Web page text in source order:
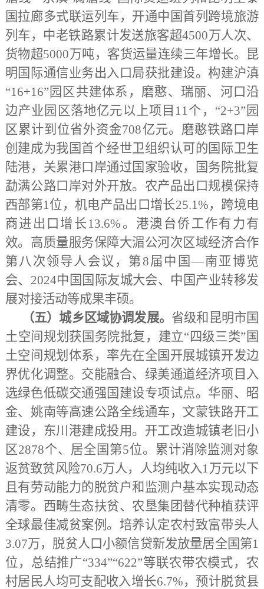
国拉廊多式联运列车，开通中国首列跨境旅游
列车，中老铁路累计发送旅客超4500万人次、
货物超5000万吨，客货运量连续三年增长。昆
明国际通信业务出入口局获批建设。构建沪滇
“16+16”园区共建体系，磨憨、瑞丽、河口沿
边产业园区落地亿元以上项目11个，“2+3”园
区累计到位省外资金708亿元。磨憨铁路口岸
创建成为我国首个经世卫组织认可的国际卫生
陆港，关累港口岸通过国家验收，国务院批复
勐满公路口岸对外开放。农产品出口规模保持
西部第1位，机电产品出口增长25.1%，跨境电
商进出口增长13.6%。港澳台侨工作有力有
效。高质量服务保障大湄公河次区域经济合作
第八次领导人会议，第8届中国—南亚博览
会、2024中国国际友城大会、中国产业转移发
展对接活动等成果丰硕。
（五）城乡区域协调发展。 省级和昆明市国
土空间规划获国务院批复，建立“四级三类”国
土空间规划体系，率先在全国开展城镇开发边
界优化调整。交能融合、绿美通道经济项目入
选绿色低碳交通强国建设专项试点。华丽、昭
金、姚南等高速公路全线通车，文蒙铁路开工
建设，东川港建成投用。开工改造城镇老旧小
区2878个、居全国第5位。累计消除监测对象
返贫致贫风险70.6万人，人均纯收入1万元以下
且有劳动能力的脱贫户和监测户基本实现动态
清零。西畴生态扶贫、农垦集团替代种植获评
全球最佳减贫案例。培养认定农村致富带头人
3.07万，脱贫人口小额信贷新发放量居全国第1
位，总结推广“334”“622”等联农带农模式，农
村居民人均可支配收入增长6.7%，预计脱贫县